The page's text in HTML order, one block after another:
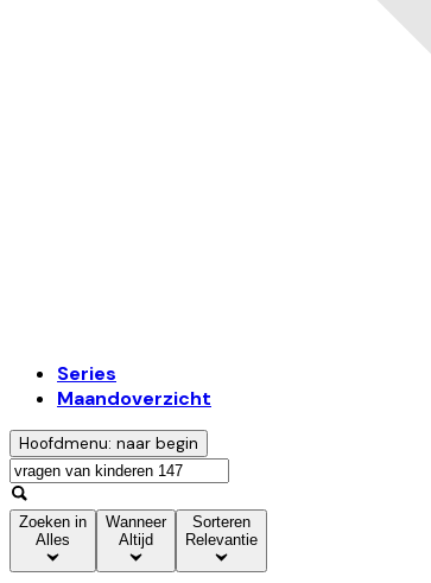
Series
Maandoverzicht
Hoofdmenu: naar begin
Zoeken in
Alles
Wanneer
Altijd
Sorteren
Relevantie